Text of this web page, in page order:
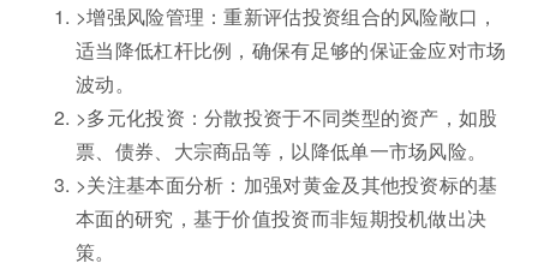
>增强风险管理：重新评估投资组合的风险敞口，
适当降低杠杆比例，确保有足够的保证金应对市场
波动。
>多元化投资：分散投资于不同类型的资产，如股
票、债券、大宗商品等，以降低单一市场风险。
>关注基本面分析：加强对黄金及其他投资标的基
本面的研究，基于价值投资而非短期投机做出决
策。